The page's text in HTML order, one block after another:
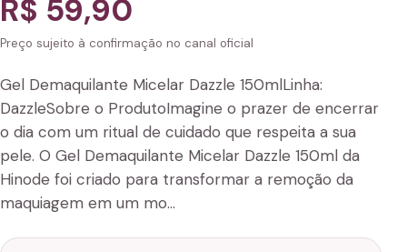
R$ 59,90
Preço sujeito à confirmação no canal oficial
Gel Demaquilante Micelar Dazzle 150mlLinha:
DazzleSobre o ProdutoImagine o prazer de encerrar
o dia com um ritual de cuidado que respeita a sua
pele. O Gel Demaquilante Micelar Dazzle 150ml da
Hinode foi criado para transformar a remoção da
maquiagem em um mo…